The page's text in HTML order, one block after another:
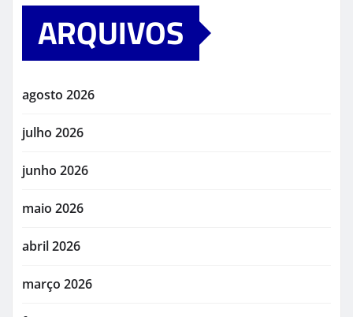
ARQUIVOS
agosto 2026
julho 2026
junho 2026
maio 2026
abril 2026
março 2026